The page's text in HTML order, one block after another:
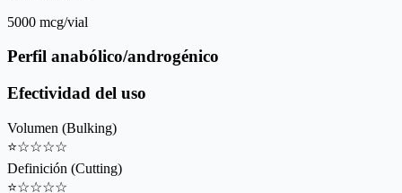
5000 mcg/vial
Perfil anabólico/androgénico
Efectividad del uso
Volumen (Bulking)
⭐☆☆☆☆
Definición (Cutting)
⭐☆☆☆☆